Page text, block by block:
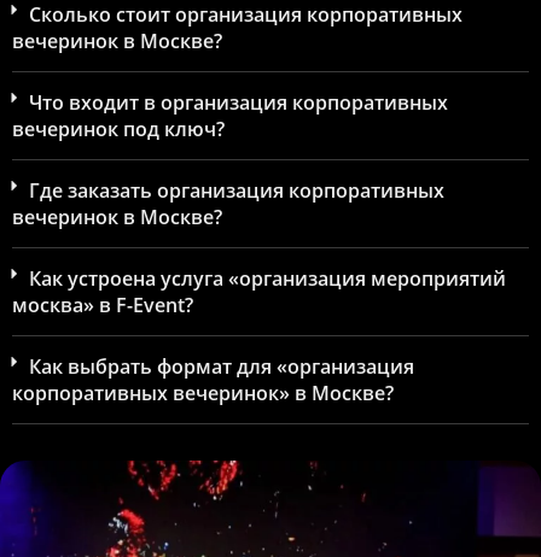
Сколько стоит организация корпоративных
вечеринок в Москве?
Что входит в организация корпоративных
вечеринок под ключ?
Где заказать организация корпоративных
вечеринок в Москве?
Как устроена услуга «организация мероприятий
москва» в F-Event?
Как выбрать формат для «организация
корпоративных вечеринок» в Москве?